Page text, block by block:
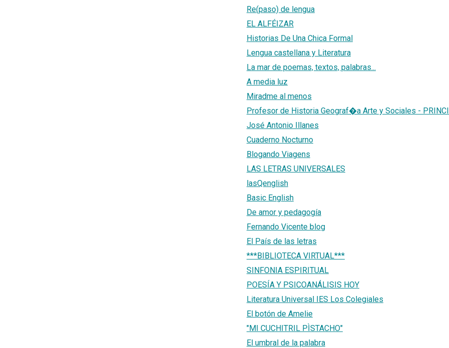
Re(paso) de lengua
EL ALFÉIZAR
Historias De Una Chica Formal
Lengua castellana y Literatura
La mar de poemas, textos, palabras...
A media luz
Miradme al menos
Profesor de Historia Geograf�a Arte y Sociales -
José Antonio Illanes
Cuaderno Nocturno
Blogando Viagens
LAS LETRAS UNIVERSALES
lasQenglish
Basic English
De amor y pedagogía
Fernando Vicente blog
El País de las letras
***BIBLIOTECA VIRTUAL***
SINFONIA ESPIRITUAL
POESÍA Y PSICOANÁLISIS HOY
Literatura Universal IES Los Colegiales
El botón de Amelie
"MI CUCHITRIL PÌSTACHO"
El umbral de la palabra